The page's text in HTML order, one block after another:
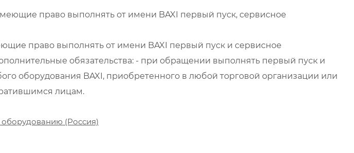
право выполнять от имени BAXI первый пуск, сервисное
право выполнять от имени BAXI первый пуск и сервисное
обязательства: - при обращении выполнять первый пуск и
оборудования BAXI, приобретенного в любой торговой организации или
лицам.
оборудованию (Россия)